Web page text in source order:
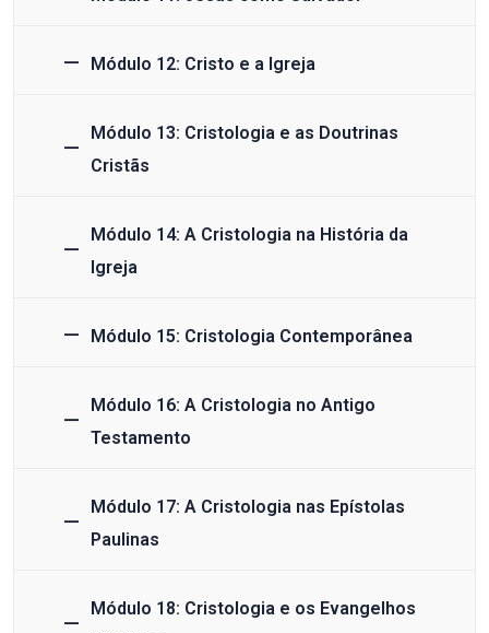
Módulo 12: Cristo e a Igreja
Módulo 13: Cristologia e as Doutrinas
Cristãs
Módulo 14: A Cristologia na História da
Igreja
Módulo 15: Cristologia Contemporânea
Módulo 16: A Cristologia no Antigo
Testamento
Módulo 17: A Cristologia nas Epístolas
Paulinas
Módulo 18: Cristologia e os Evangelhos